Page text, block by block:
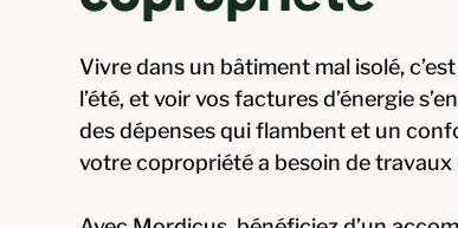
Vivre dans un bâtiment mal isolé,
l’été, et voir vos factures d’énergie
des dépenses qui flambent et un
votre copropriété a besoin de travaux